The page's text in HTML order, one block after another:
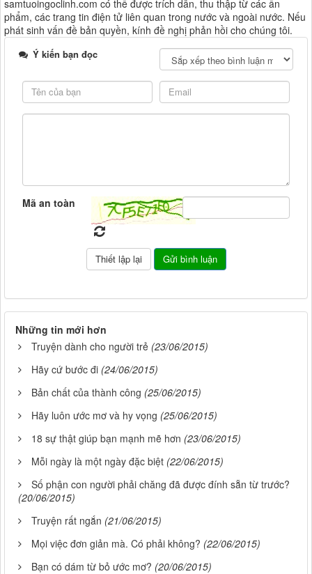
samtuoingoclinh.com có thể được trích dẫn, thu thập từ các ấn
phẩm, các trang tin điện tử liên quan trong nước và ngoài nước. Nếu
phát sinh vấn đề bản quyền, kính đề nghị phản hồi cho chúng tôi.
Ý kiến bạn đọc
Mã an toàn
Những tin mới hơn
Truyện dành cho người trẻ (23/06/2015)
Hãy cứ bước đi (24/06/2015)
Bản chất của thành công (25/06/2015)
Hãy luôn ước mơ và hy vọng (25/06/2015)
18 sự thật giúp bạn mạnh mẽ hơn (23/06/2015)
Mỗi ngày là một ngày đặc biệt (22/06/2015)
Số phận con người phải chăng đã được đính sẵn từ trước?
(20/06/2015)
Truyện rất ngắn (21/06/2015)
Mọi việc đơn giản mà. Có phải không? (22/06/2015)
Bạn có dám từ bỏ ước mơ? (20/06/2015)